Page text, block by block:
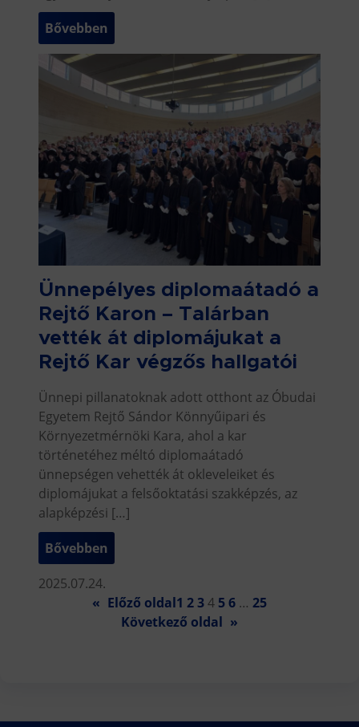
Bővebben
Ünnepélyes diplomaátadó a
Rejtő Karon – Talárban
vették át diplomájukat a
Rejtő Kar végzős hallgatói
Ünnepi pillanatoknak adott otthont az Óbudai
Egyetem Rejtő Sándor Könnyűipari és
Környezetmérnöki Kara, ahol a kar
történetéhez méltó diplomaátadó
ünnepségen vehették át okleveleiket és
diplomájukat a felsőoktatási szakképzés, az
alapképzési […]
Bővebben
2025.07.24.
« Előző oldal1 234 56 … 25
Következő oldal »